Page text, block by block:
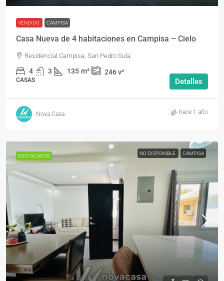
VENDIDO CAMPISA
Casa Nueva de 4 habitaciones en Campisa – Cielo
Residencial Campisa, San Pedro Sula
4 3 135 m² 246v²
CASAS Detalles
Nova Casa hace 1 año
DESTACADOS NO DISPONIBLE CAMPISA